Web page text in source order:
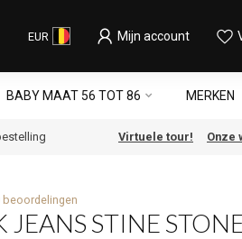
EUR Mijn account
BABY MAAT 56 TOT 86 MERKEN
Virtuele tour! Onze
beoordelingen
JEANS STINE